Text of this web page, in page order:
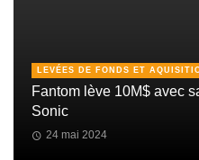
LEVÉES DE FONDS ET
Fantom lève 10M$ avec
Sonic
24 mai 2024